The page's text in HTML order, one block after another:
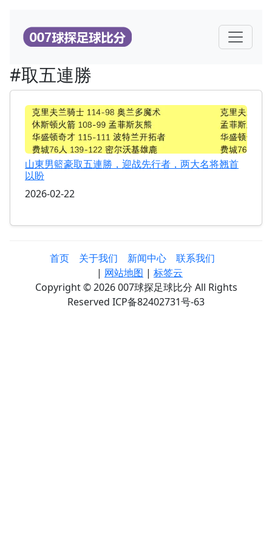
#取五連勝
山東男籃豪取五連勝，迎战先行者，两大名将翘首
以盼
2026-02-22
首页 关于我们 新闻中心
联系我们
| 网站地图 | 标签云
Copyright © 2026 007球探足球比分 All Rights
Reserved ICP备82402731号-63